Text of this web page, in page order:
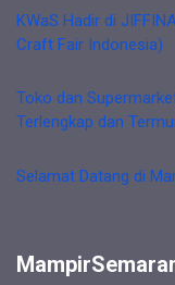
KWaS Hadir di
Craft Fair Indonesia)
Toko dan
Terlengkap dan
Selamat Datang di